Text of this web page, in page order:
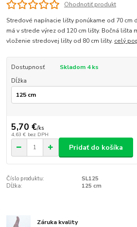
Ohodnotiť produkt
Stredové napínacie lišty ponúkame od 70 cm
má v strede výrez od 120 cm lišty. Bočná lišta
vloženie stredovej lišty od 80 cm lišty. celý
Dostupnosť
Skladom 4 ks
Dĺžka
5,70 €/ks
4,63 € bez DPH
Pridať do košíka
Číslo produktu:
SL125
Dĺžka:
125 cm
Záruka kvality